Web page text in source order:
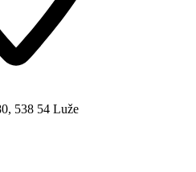
538 54 Luže